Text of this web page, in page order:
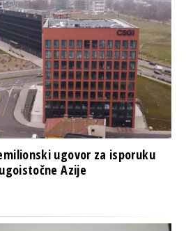
ugovor za isporuku
Azije